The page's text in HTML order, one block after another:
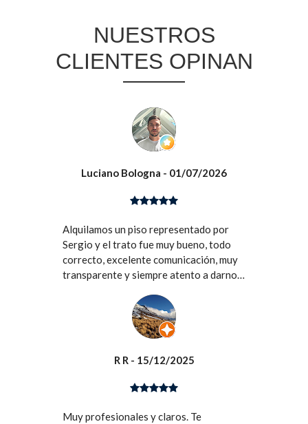
NUESTROS
CLIENTES OPINAN
Luciano Bologna - 01/07/2026
Alquilamos un piso representado por
Sergio y el trato fue muy bueno, todo
correcto, excelente comunicación, muy
transparente y siempre atento a darnos
R R - 15/12/2025
Muy profesionales y claros. Te